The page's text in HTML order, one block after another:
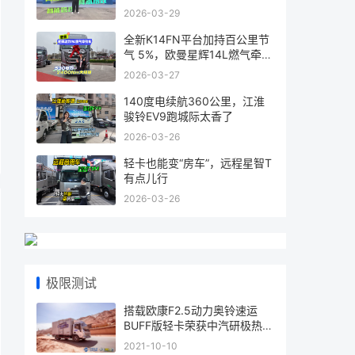
2026-03-29
全新K14FN平台加持百公里节
气 5%，欧曼星辉14L燃气牵引
车省气又
2026-03-27
140度电续航360公里，江淮
骏铃EV9跑城际太香了
2026-03-26
轻卡也能变“房车”，远程星智T
有点儿行
2026-03-26
极限测试
搭载欧康F2.5动力奥铃速运
BUFF版轻卡荣获中汽研极热动
力认证
2021-10-10